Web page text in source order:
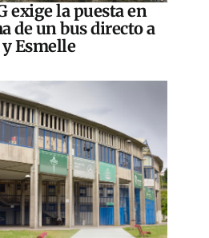
exige la puesta en
de un bus directo a
y Esmelle